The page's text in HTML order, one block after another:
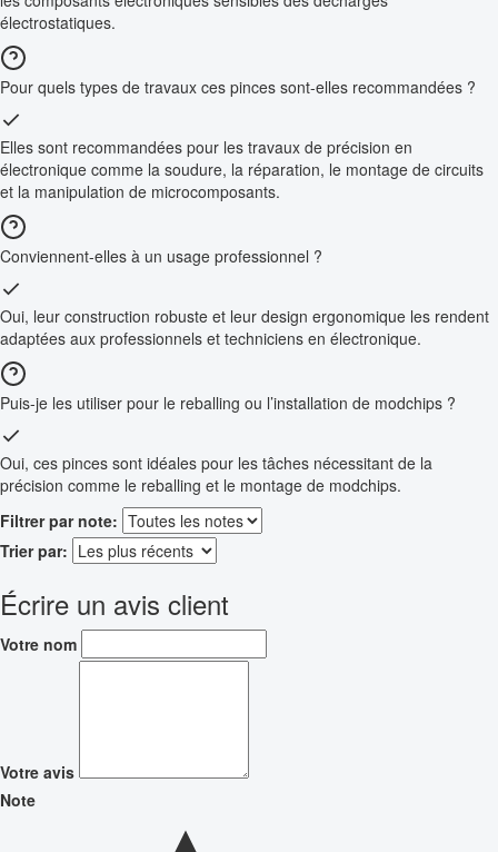
électrostatiques.
Pour quels types de travaux ces pinces sont-elles recommandées ?
Elles sont recommandées pour les travaux de précision en
électronique comme la soudure, la réparation, le montage de circuits
et la manipulation de microcomposants.
Conviennent-elles à un usage professionnel ?
Oui, leur construction robuste et leur design ergonomique les rendent
adaptées aux professionnels et techniciens en électronique.
Puis-je les utiliser pour le reballing ou l’installation de modchips ?
Oui, ces pinces sont idéales pour les tâches nécessitant de la
précision comme le reballing et le montage de modchips.
Filtrer par note:
Trier par:
Écrire un avis client
Votre nom
Votre avis
Note